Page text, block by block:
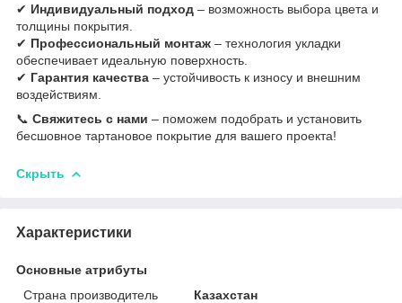
✔ Индивидуальный подход – возможность выбора цвета и
толщины покрытия.
✔ Профессиональный монтаж – технология укладки
обеспечивает идеальную поверхность.
✔ Гарантия качества – устойчивость к износу и внешним
воздействиям.
📞 Свяжитесь с нами – поможем подобрать и установить
бесшовное тартановое покрытие для вашего проекта!
Скрыть
Характеристики
Основные атрибуты
Страна производитель
Казахстан